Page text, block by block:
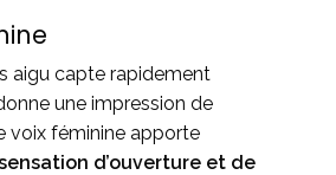
aigu capte rapidement
une impression de
voix féminine apporte
d’ouverture et de